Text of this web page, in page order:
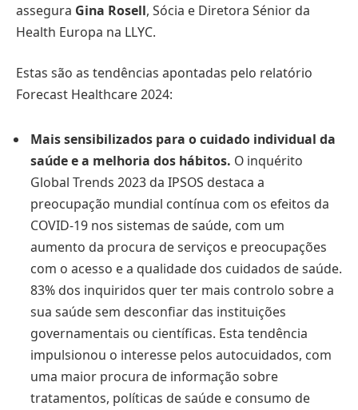
assegura Gina Rosell, Sócia e Diretora Sénior da
Health Europa na LLYC.
Estas são as tendências apontadas pelo relatório
Forecast Healthcare 2024:
Mais sensibilizados para o cuidado individual da
saúde e a melhoria dos hábitos. O inquérito
Global Trends 2023 da IPSOS destaca a
preocupação mundial contínua com os efeitos da
COVID-19 nos sistemas de saúde, com um
aumento da procura de serviços e preocupações
com o acesso e a qualidade dos cuidados de saúde.
83% dos inquiridos quer ter mais controlo sobre a
sua saúde sem desconfiar das instituições
governamentais ou científicas. Esta tendência
impulsionou o interesse pelos autocuidados, com
uma maior procura de informação sobre
tratamentos, políticas de saúde e consumo de